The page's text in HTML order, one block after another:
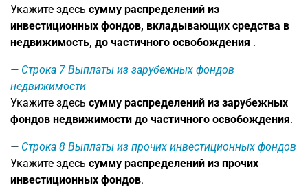
Укажите здесь сумму распределений из
инвестиционных фондов, вкладывающих средства в
недвижимость, до частичного освобождения .
Строка 7 Выплаты из зарубежных фондов
недвижимости
Укажите здесь сумму распределений из зарубежных
фондов недвижимости до частичного освобождения.
Строка 8 Выплаты из прочих инвестиционных фондов
Укажите здесь сумму распределений из прочих
инвестиционных фондов.